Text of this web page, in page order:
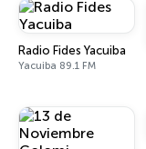
Radio Fides Yacuiba
Yacuiba 89.1 FM